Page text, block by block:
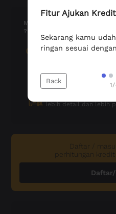
Masih kurang cocok dengan
? Coba ikuti langkah berikut ini.
Submit form
beritahu lewat email
melalui Profile Anda.
lebih detail dan lebih
Daftar /
perhitungan kredit
Fitur Ajukan
Sekarang kamu
ringan sesuai
Back